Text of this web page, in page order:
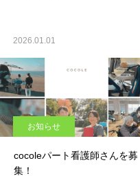
2026.01.01
お知らせ
cocoleパート看護師さんを募
集！